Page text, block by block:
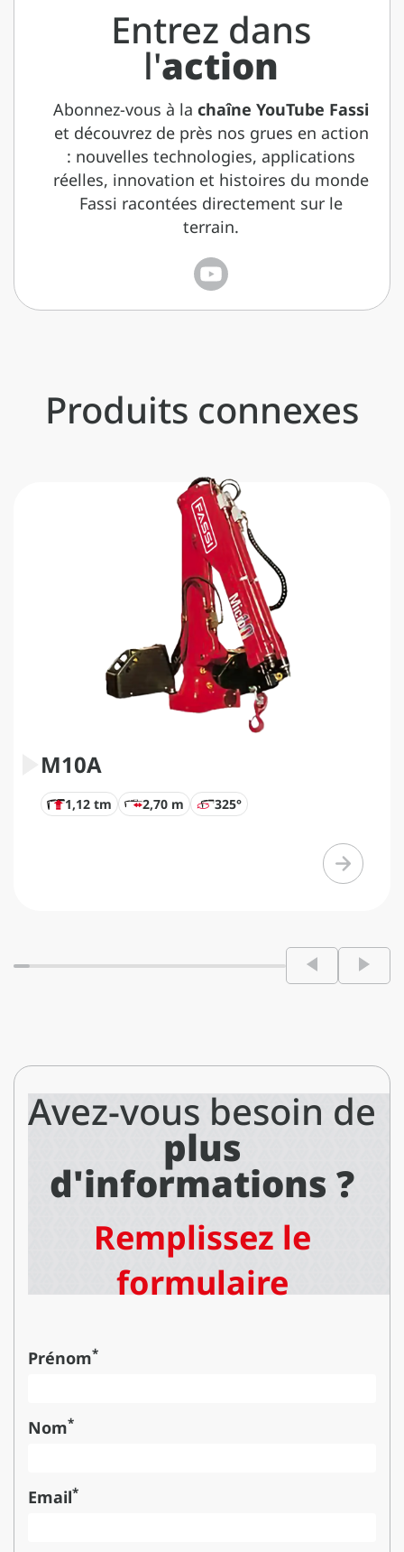
Entrez dans
l'action
Abonnez-vous à la chaîne YouTube Fassi
et découvrez de près nos grues en action
: nouvelles technologies, applications
réelles, innovation et histoires du monde
Fassi racontées directement sur le
terrain.
Produits connexes
M10A
1,12 tm 2,70 m 325°
Avez-vous besoin de
plus
d'informations ?
Remplissez le
formulaire
Prénom*
Nom*
Email*